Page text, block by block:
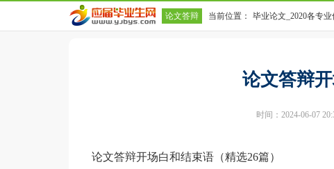
论文答辩 当前位置： 毕业论文_2020各专
论文答辩
时间：2024-06-07
论文答辩开场白和结束语（精选26篇）